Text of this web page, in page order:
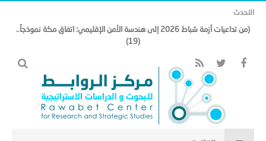
الاحدث
(من تداعيات أزمة شباط 2026 إلى هندسة الأمن الإقليمي: اتفاق مكة نموذجاً..
(19)